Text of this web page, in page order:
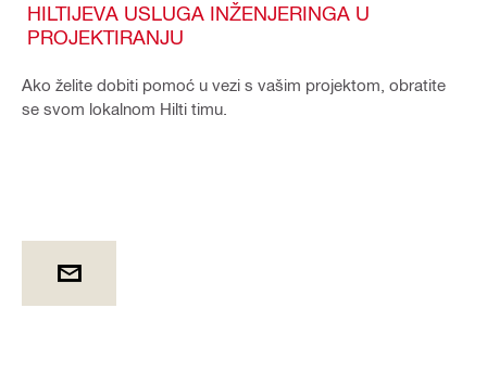
HILTIJEVA USLUGA INŽENJERINGA U
PROJEKTIRANJU
Ako želite dobiti pomoć u vezi s vašim projektom, obratite
se svom lokalnom Hilti timu.